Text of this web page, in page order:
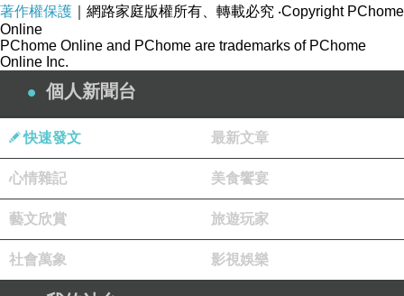
著作權保護 ｜網路家庭版權所有、轉載必究 ‧Copyright PChome
Online
PChome Online and PChome are trademarks of PChome
Online Inc.
個人新聞台
快速發文 最新文章
心情雜記 美食饗宴
藝文欣賞 旅遊玩家
社會萬象 影視娛樂